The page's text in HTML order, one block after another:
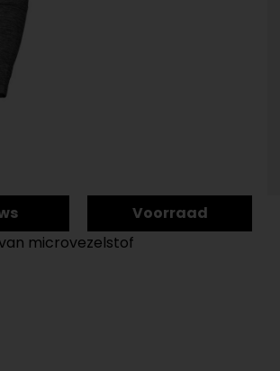
Voorraad
microvezelstof